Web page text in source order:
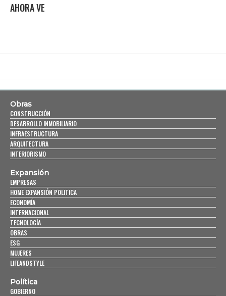
AHORA VE
Obras
CONSTRUCCIÓN
DESARROLLO INMOBILIARIO
INFRAESTRUCTURA
ARQUITECTURA
INTERIORISMO
Expansión
EMPRESAS
HOME EXPANSIÓN POLITICA
ECONOMÍA
INTERNACIONAL
TECNOLOGÍA
OBRAS
ESG
MUJERES
LIFEANDSTYLE
Política
GOBIERNO